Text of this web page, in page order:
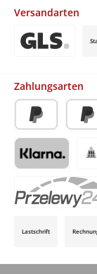
Versandarten
Zahlungsarten
PayPal Später
Klarna (via Stripe)
Lastschrift